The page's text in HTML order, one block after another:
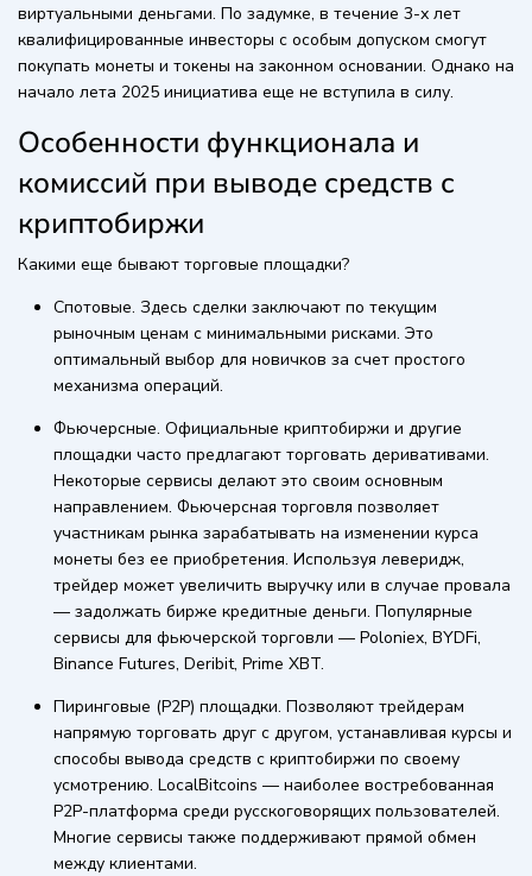
виртуальными деньгами. По задумке, в течение 3-х лет
квалифицированные инвесторы с особым допуском смогут
покупать монеты и токены на законном основании. Однако на
начало лета 2025 инициатива еще не вступила в силу.
Особенности функционала и
комиссий при выводе средств с
криптобиржи
Какими еще бывают торговые площадки?
Спотовые. Здесь сделки заключают по текущим
рыночным ценам с минимальными рисками. Это
оптимальный выбор для новичков за счет простого
механизма операций.
Фьючерсные. Официальные криптобиржи и другие
площадки часто предлагают торговать деривативами.
Некоторые сервисы делают это своим основным
направлением. Фьючерсная торговля позволяет
участникам рынка зарабатывать на изменении курса
монеты без ее приобретения. Используя леверидж,
трейдер может увеличить выручку или в случае провала
— задолжать бирже кредитные деньги. Популярные
сервисы для фьючерской торговли — Poloniex, BYDFi,
Binance Futures, Deribit, Prime XBT.
Пиринговые (P2P) площадки. Позволяют трейдерам
напрямую торговать друг с другом, устанавливая курсы и
способы вывода средств с криптобиржи по своему
усмотрению. LocalBitcoins — наиболее востребованная
P2P-платформа среди русскоговорящих пользователей.
Многие сервисы также поддерживают прямой обмен
между клиентами.